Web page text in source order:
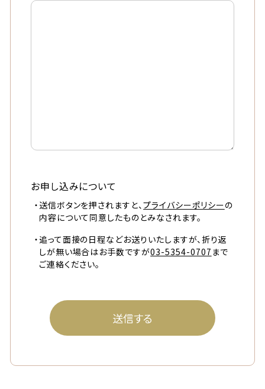
お申し込みについて
送信ボタンを押されますと、プライバシーポリシーの
内容について同意したものとみなされます。
追って面接の日程などお送りいたしますが、折り返
しが無い場合はお手数ですが03-5354-0707 まで
ご連絡ください。
送信する